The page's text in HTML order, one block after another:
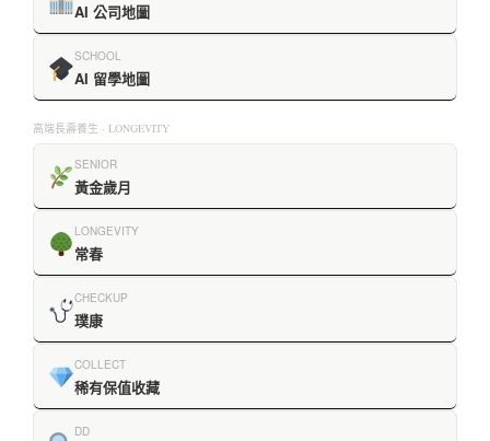
AI 公司地圖
SCHOOL
AI 留學地圖
高端長壽養生 · LONGEVITY
SENIOR
黃金歲月
LONGEVITY
常春
CHECKUP
璞康
COLLECT
稀有保值收藏
DD